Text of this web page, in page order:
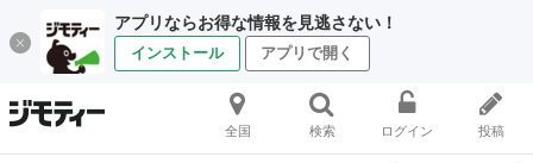
アプリならお得な情報を見逃さない！
インストール アプリで開く
全国 検索 ログイン 投稿